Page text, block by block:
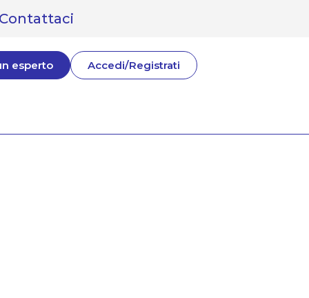
Contattaci
esperto Accedi/Registrati